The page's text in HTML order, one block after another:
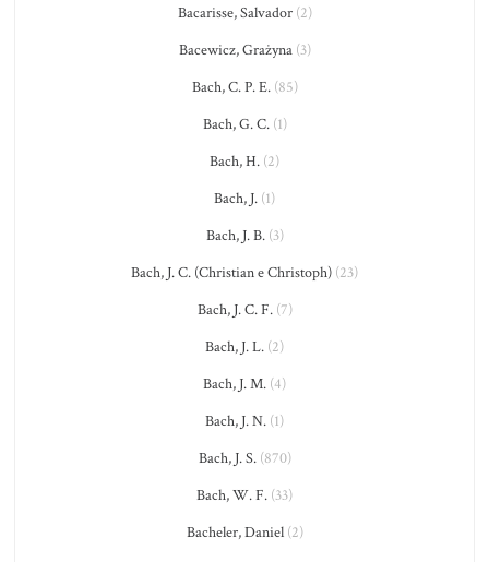
Bacarisse, Salvador(2)
Bacewicz, Grażyna(3)
Bach, C. P. E.(85)
Bach, G. C.(1)
Bach, H. (2)
Bach, J. (1)
Bach, J. B.(3)
Bach, J. C. (Christian e Christoph) (23)
Bach, J. C. F.(7)
Bach, J. L. (2)
Bach, J. M. (4)
Bach, J. N. (1)
Bach, J. S.(870)
Bach, W. F. (33)
Bacheler, Daniel(2)